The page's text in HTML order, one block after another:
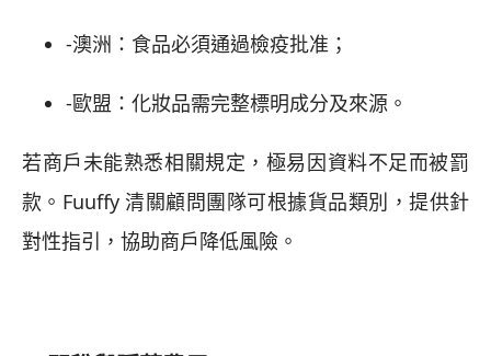
-澳洲：食品必須通過檢疫批准；
-歐盟：化妝品需完整標明成分及來源。
若商戶未能熟悉相關規定，極易因資料不足而被罰
款。Fuuffy 清關顧問團隊可根據貨品類別，提供針
對性指引，協助商戶降低風險。